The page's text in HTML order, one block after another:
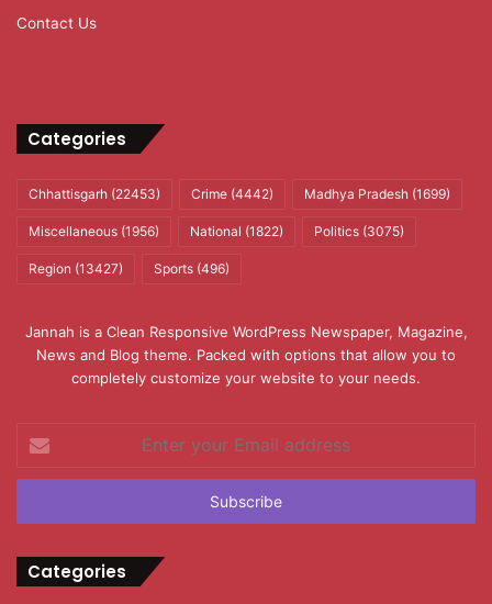
Contact Us
Categories
Chhattisgarh (22453) Crime (4442) Madhya Pradesh (1699)
Miscellaneous (1956) National (1822) Politics (3075)
Region (13427) Sports (496)
Jannah is a Clean Responsive WordPress Newspaper, Magazine,
News and Blog theme. Packed with options that allow you to
completely customize your website to your needs.
your
Email
Categories